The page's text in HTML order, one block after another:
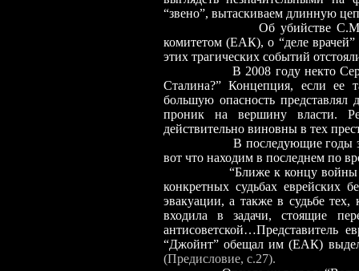
“звено”, вытаскиваем длинную
Об убийстве С.Михоэлса,
комитетом (ЕАК), о “деле врачей”
этих трагических событий
В 2008 году некто
Сталина?” Концепция, если ее
большую опасность представлял
проник на вершину власти.
действительно виновны в тех
В последующие годы
вот что находим в последнем по
“Ближе к концу
конкретных судьбах еврейских
эвакуации, а также в судьбе
входила в задачи, стоящие
антисоветской…Представитель
“Джойнт” обещал им (ЕАК)
(Предисловие, с.27).